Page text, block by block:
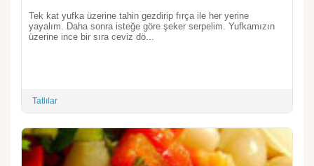
Tek kat yufka üzerine tahin gezdirip fırça ile her yerine
yayalım. Daha sonra isteğe göre şeker serpelim. Yufkamızın
üzerine ince bir sıra ceviz dö...
Tatlılar